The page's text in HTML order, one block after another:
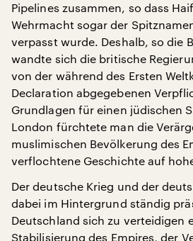
Pipelines zusammen, so dass
Wehrmacht sogar der
verpasst wurde. Deshalb, so die
wandte sich die britische
von der während des Ersten
Declaration abgegebenen
Grundlagen für einen jüdischen
London fürchtete man die
muslimischen Bevölkerung des
verflochtene Geschichte auf
Der deutsche Krieg und der
dabei im Hintergrund ständig
Deutschland sich zu verteidigen
Stabilisierung des Empires, der